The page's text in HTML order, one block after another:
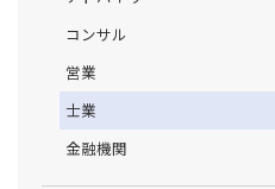
コンサル
営業
士業
金融機関